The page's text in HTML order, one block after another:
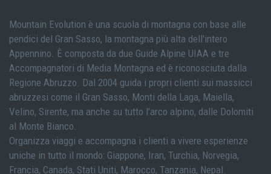
Mountain Evolution è una scuola di montagna con base alle
pendici del Gran Sasso, la montagna più alta dell'intero
Appennino. È composta da due Guide Alpine UIAA e tre
Accompagnatori di Media Montagna ed è riconosciuta dalla
Regione Abruzzo. Dal 2004 guida i propri clienti sui massicci
abruzzesi come il Gran Sasso, Monti della Laga, Maiella,
Velino, Sirente, ma anche su tutto l'arco alpino, dalle Dolomiti
al Monte Bianco.
Organizza viaggi e accompagna i clienti a vivere esperienze
uniche in tutto il mondo: Giappone, Iran, Turchia, Norvegia,
Francia, Canada, Stati Uniti, Marocco, Tanzania, Nepal.